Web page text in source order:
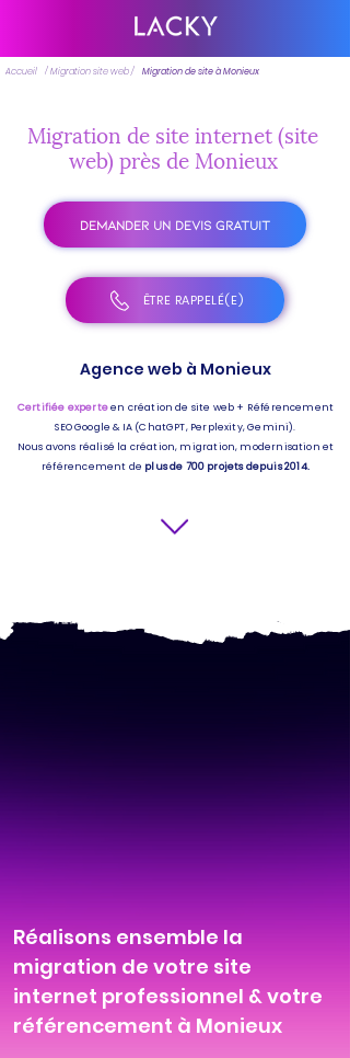
Accueil / Migration site web / Migration de site à Monieux
Migration de site internet (site
web) près de Monieux
DEMANDER UN DEVIS GRATUIT
ÊTRE RAPPELÉ(E)
Agence web à Monieux
Certifiée experteen création de site web + Référencement
SEO Google & IA (ChatGPT, Perplexity, Gemini).
Nous avons réalisé la création, migration, modernisation et
référencement de plus de 700 projets depuis 2014.
Réalisons ensemble la
migration de votre site
internet professionnel & votre
référencement à Monieux